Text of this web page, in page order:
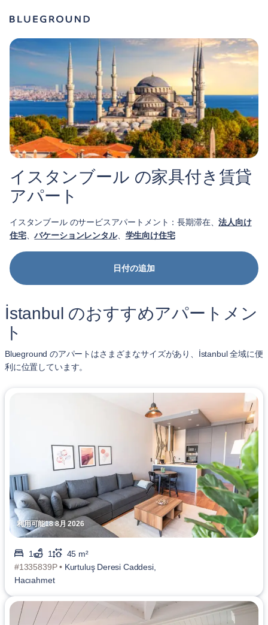
イスタンブール の家具付き賃貸
アパート
イスタンブール のサービスアパートメント：長期滞在、法人向け
住宅、バケーションレンタル、 学生向け住宅
日付の追加
İstanbul のおすすめアパートメン
ト
Blueground のアパートはさまざまなサイズがあり、İstanbul 全域に便
利に位置しています。
利用可能18 8月 2026
1 1
45 m²
#1335839P • Kurtuluş Deresi Caddesi,
Hacıahmet